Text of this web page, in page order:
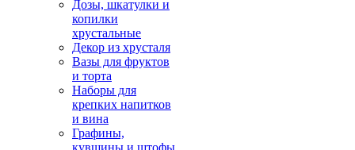
Дозы, шкатулки и
копилки
хрустальные
Декор из хрусталя
Вазы для фруктов
и торта
Наборы для
крепких напитков
и вина
Графины,
кувшины и штофы